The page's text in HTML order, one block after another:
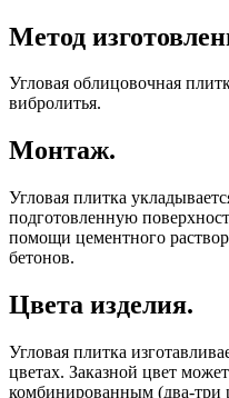
Метод
Угловая облицовочная
вибролитья.
Монтаж.
Угловая плитка
подготовленную
помощи цементного
бетонов.
Цвета изделия.
Угловая плитка
цветах. Заказной цвет
комбинированным (два-три